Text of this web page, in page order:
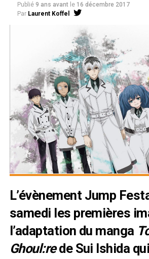
Publié 9 ans avant le 16 décembre 2017
Par Laurent Koffel
L’évènement Jump
samedi les premières
l’adaptation du manga
Ghoul:rede Sui Ishida